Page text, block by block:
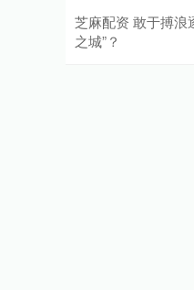
芝麻配资 敢于搏浪
之城”？